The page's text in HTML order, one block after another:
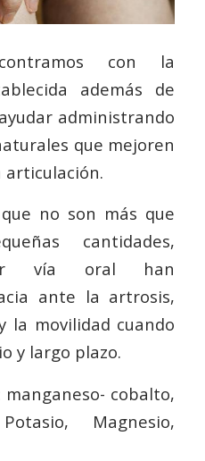
con la
además de
administrando
que mejoren
articulación.
no son más que
cantidades,
vía oral han
ante la artrosis,
la movilidad cuando
y largo plazo.
cobalto,
Magnesio,